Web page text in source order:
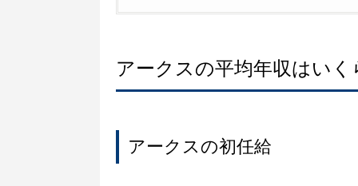
アークスの平均年収はいく
アークスの初任給